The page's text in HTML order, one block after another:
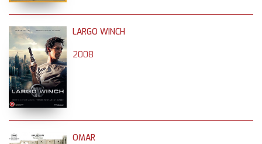
LARGO WINCH
2008
OMAR